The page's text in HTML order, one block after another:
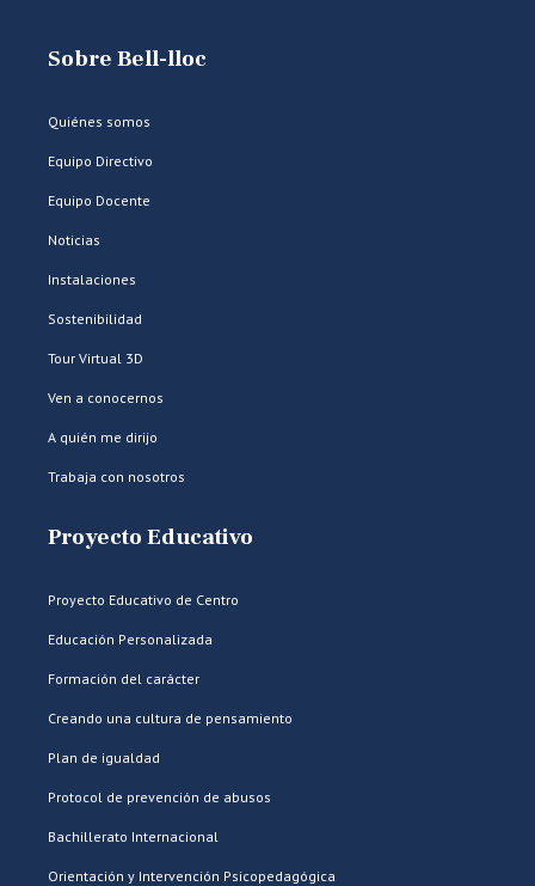
Sobre Bell-lloc
Quiénes somos
Equipo Directivo
Equipo Docente
Noticias
Instalaciones
Sostenibilidad
Tour Virtual 3D
Ven a conocernos
A quién me dirijo
Trabaja con nosotros
Proyecto Educativo
Proyecto Educativo de Centro
Educación Personalizada
Formación del carácter
Creando una cultura de pensamiento
Plan de igualdad
Protocol de prevención de abusos
Bachillerato Internacional
Orientación y Intervención Psicopedagógica